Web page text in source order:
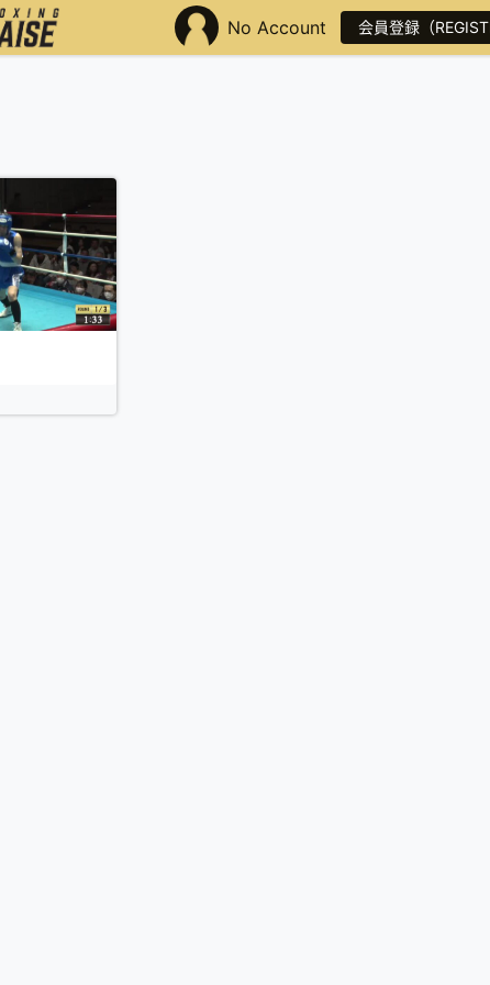
No Account 会員登録（